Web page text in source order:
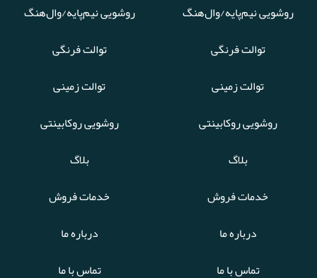
روشویی نیم‌پایه/وال‌هنگ
توالت فرنگی
توالت زمینی
روشویی روکابینتی
بلاگ
خدمات فروش
درباره ما
تماس با ما
روشویی نیم‌پایه/وال‌هنگ
توالت فرنگی
توالت زمینی
روشویی روکابینتی
بلاگ
خدمات فروش
درباره ما
تماس با ما